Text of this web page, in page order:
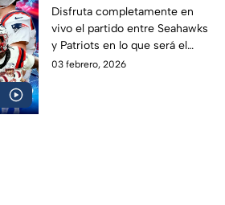
ver EN VIVO y GRATIS
Super Bowl LX 2026,
gran final de la NFL
Disfruta completamente en
vivo el partido entre Seahawks
y Patriots en lo que será el
esperado Super Bowl 2026 en
03 febrero, 2026